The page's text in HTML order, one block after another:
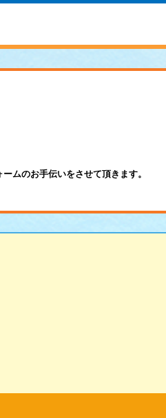
ムのお手伝いをさせて頂きます。